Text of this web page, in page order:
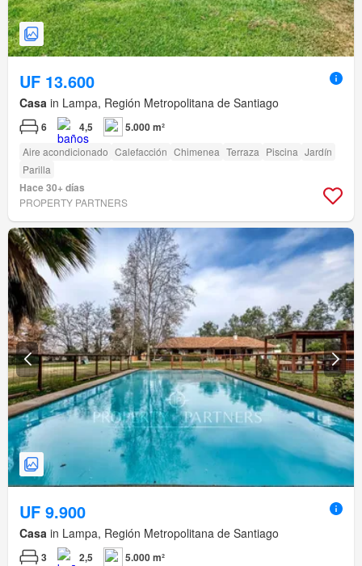
UF 13.600
Casa in Lampa, Región Metropolitana de Santiago
6 4,5 5.000 m²
Aire acondicionado Calefacción Chimenea Terraza Piscina Jardín
Parilla
Hace 30+ días
PROPERTY PARTNERS
UF 9.900
Casa in Lampa, Región Metropolitana de Santiago
3 2,5 5.000 m²